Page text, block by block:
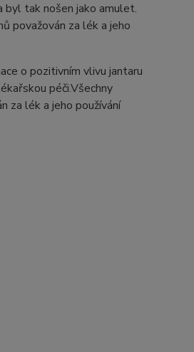
byl tak nošen jako amulet.
považován za lék a jeho
o pozitivním vlivu jantaru
péči.Všechny
za lék a jeho používání